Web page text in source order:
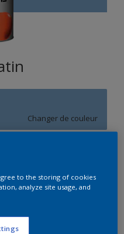
Changer de couleur
peinture
to the storing of cookies
analyze site usage, and